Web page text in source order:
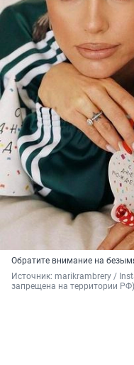
Обратите внимание на
Источник: marikrambrery /
запрещена на территории РФ)